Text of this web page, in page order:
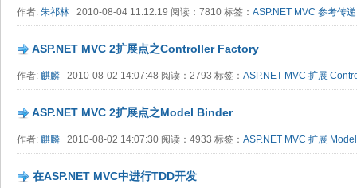
作者: 朱祁林 2010-08-04 11:12:19 阅读：7810 标签： ASP.NET MVC 参考传递
ASP.NET MVC 2扩展点之Controller Factory
作者: 麒麟 2010-08-02 14:07:48 阅读：2793 标签： ASP.NET MVC 扩展
ASP.NET MVC 2扩展点之Model Binder
作者: 麒麟 2010-08-02 14:07:30 阅读：4933 标签： ASP.NET MVC 扩展
在ASP.NET MVC中进行TDD开发